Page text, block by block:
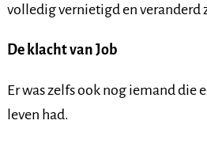
volledig vernietigd en veranderd
De klacht van Job
Er was zelfs ook nog iemand die
leven had.